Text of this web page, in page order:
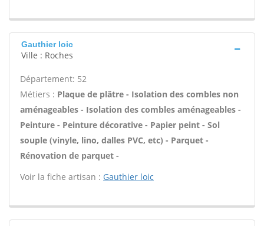
Gauthier loic
Ville : Roches
Département: 52
Métiers : Plaque de plâtre - Isolation des combles non
aménageables - Isolation des combles aménageables -
Peinture - Peinture décorative - Papier peint - Sol
souple (vinyle, lino, dalles PVC, etc) - Parquet -
Rénovation de parquet -
Voir la fiche artisan : Gauthier loic